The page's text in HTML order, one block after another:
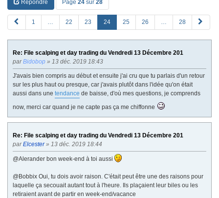
Répondre Page 24 sur 28
R
E
1 … 22 23 24 25 26 … 28
u
i
e
Re: File scalping et day trading du Vendredi 13 Décembre 201
parBidobop » 13 déc. 2019 18:43
J'avais bien compris au début et ensuite j'ai cru que tu parlais d'un retour
sur les plus haut ou presque, car j'avais plutôt dans l'idée qu'on était
aussi dans une tendance de baisse, d'où mes questions, je comprends
now, merci car quand je ne capte pas ça me chiffonne
Re: File scalping et day trading du Vendredi 13 Décembre 201
parElcester» 13 déc. 2019 18:44
@Alerander bon week-end à toi aussi
@Bobbix Oui, tu dois avoir raison. C'était peut être une des raisons pour
laquelle ça secouait autant tout à l'heure. Ils plaçaient leur biles ou les
retiraient avant de partir en week-end/vacance